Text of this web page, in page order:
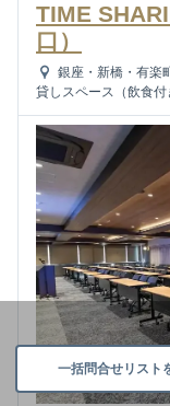
TIME
口）
銀座・新橋・有楽
貸しスペース（飲食付
一括問合せリスト